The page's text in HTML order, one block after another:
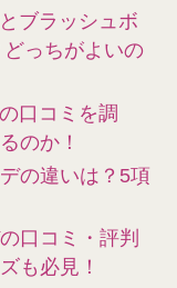
ブラッシュボ
っちがよいの
口コミを調
のか！
の違いは？5項
口コミ・評判
も必見！